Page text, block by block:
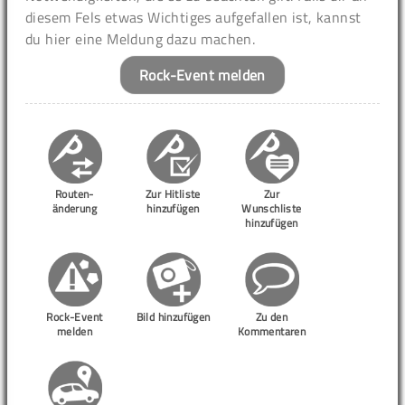
diesem Fels etwas Wichtiges aufgefallen ist, kannst
du hier eine Meldung dazu machen.
Rock-Event melden
Routen-
änderung
Zur Hitliste
hinzufügen
Zur
Wunschliste
hinzufügen
Rock-Event
melden
Bild hinzufügen
Zu den
Kommentaren